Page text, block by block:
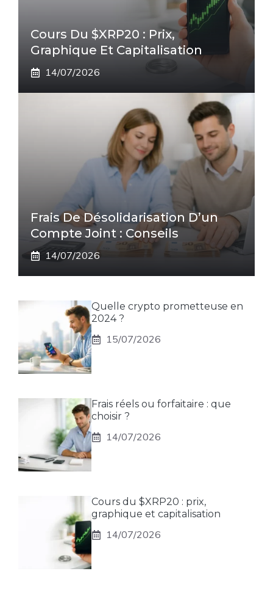
Cours Du $XRP20 : Prix,
Graphique Et Capitalisation
14/07/2026
Frais De Désolidarisation D’un
Compte Joint : Conseils
14/07/2026
Quelle crypto prometteuse en
2024 ?
15/07/2026
Frais réels ou forfaitaire : que
choisir ?
14/07/2026
Cours du $XRP20 : prix,
graphique et capitalisation
14/07/2026